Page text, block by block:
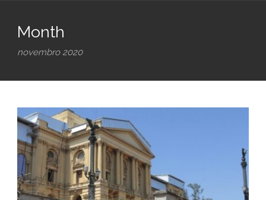
Month
novembro 2020